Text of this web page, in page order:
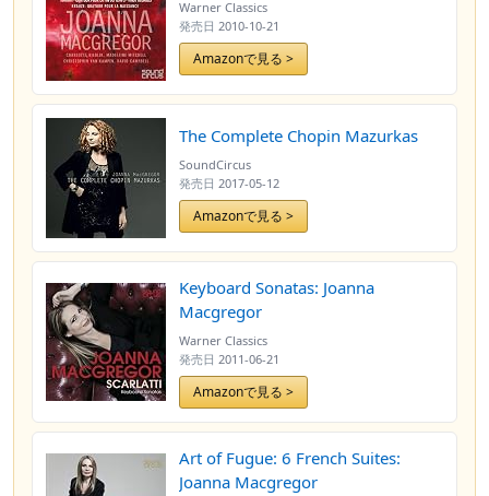
Warner Classics
発売日 2010-10-21
Amazonで見る >
The Complete Chopin Mazurkas
SoundCircus
発売日 2017-05-12
Amazonで見る >
Keyboard Sonatas: Joanna
Macgregor
Warner Classics
発売日 2011-06-21
Amazonで見る >
Art of Fugue: 6 French Suites:
Joanna Macgregor